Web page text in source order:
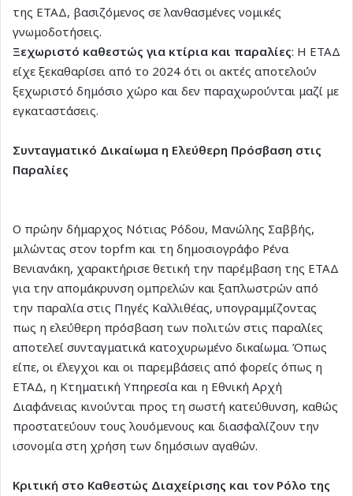
της ΕΤΑΔ, βασιζόμενος σε λανθασμένες νομικές
γνωμοδοτήσεις.
Ξεχωριστό καθεστώς για κτίρια και παραλίες: Η ΕΤΑΔ
είχε ξεκαθαρίσει από το 2024 ότι οι ακτές αποτελούν
ξεχωριστό δημόσιο χώρο και δεν παραχωρούνται μαζί με
εγκαταστάσεις.
Συνταγματικό Δικαίωμα η Ελεύθερη Πρόσβαση στις
Παραλίες
Ο πρώην δήμαρχος Νότιας Ρόδου, Μανώλης Σαββής,
μιλώντας στον topfm και τη δημοσιογράφο Ρένα
Βενιανάκη, χαρακτήρισε θετική την παρέμβαση της ΕΤΑΔ
για την απομάκρυνση ομπρελών και ξαπλωστρών από
την παραλία στις Πηγές Καλλιθέας, υπογραμμίζοντας
πως η ελεύθερη πρόσβαση των πολιτών στις παραλίες
αποτελεί συνταγματικά κατοχυρωμένο δικαίωμα. Όπως
είπε, οι έλεγχοι και οι παρεμβάσεις από φορείς όπως η
ΕΤΑΔ, η Κτηματική Υπηρεσία και η Εθνική Αρχή
Διαφάνειας κινούνται προς τη σωστή κατεύθυνση, καθώς
προστατεύουν τους λουόμενους και διασφαλίζουν την
ισονομία στη χρήση των δημόσιων αγαθών.
Κριτική στο Καθεστώς Διαχείρισης και τον Ρόλο της